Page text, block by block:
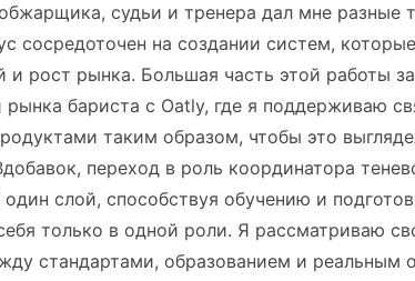
судьи и тренера дал мне разные
сосредоточен на создании систем, которые
и рост рынка. Большая часть этой работы
бариста с Oatly, где я поддерживаю
таким образом, чтобы это
переход в роль координатора
слой, способствуя обучению и
только в одной роли. Я рассматриваю
стандартами, образованием и реальным